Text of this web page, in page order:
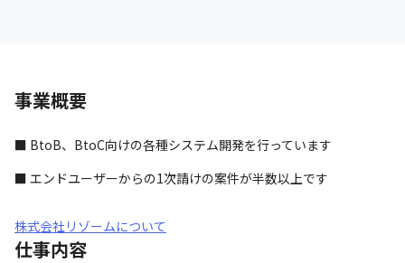
事業概要
■ BtoB、BtoC向けの各種システム開発を行っています
■ エンドユーザーからの1次請けの案件が半数以上です
株式会社リゾームについて
仕事内容